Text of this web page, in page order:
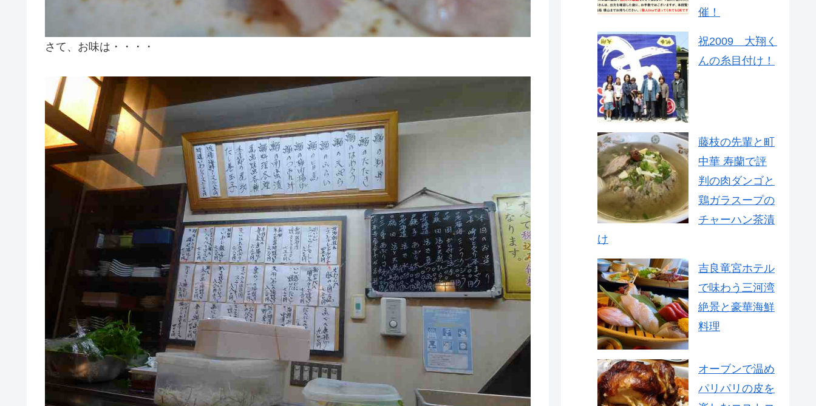
さて、お味は・・・・
催！
祝2009 大翔く
んの糸目付け！
藤枝の先輩と町
中華 寿蘭で評
判の肉ダンゴと
鶏ガラスープの
チャーハン茶漬
け
吉良竜宮ホテル
で味わう三河湾
絶景と豪華海鮮
料理
オーブンで温め
パリパリの皮を